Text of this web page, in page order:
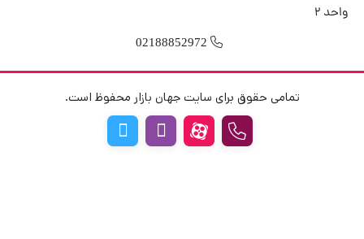
واحد 2
02188852972
تمامی حقوق برای سایت جهان بازار محفوظ است.